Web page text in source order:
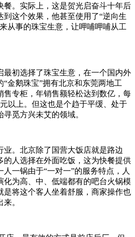
餐。实际上，这是贺光启奋斗十年后
到这个效果，他甚至使用了“逆向生
从事的珠宝生意，让呷哺呷哺从工
最初选择了珠宝生意，在一个国内外
金鹅珠宝”拥有北京和东莞两地工
售专柜，年销售额轻松达到数亿，每
以上。但这也是个趋于平缓、处于
觅方兴未艾的领域。
业。北京除了国营大饭店就是路边
的人选择在外面吃饭，这为快餐提供
一锅由于“一对一”的服务特点，人
化为高、中、低端都有的吧台火锅模
是将这个客人坐着舒服，商家操作也
。